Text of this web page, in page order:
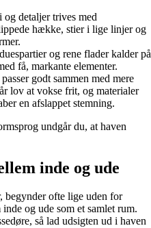
og detaljer trives med
hække, stier i lige linjer og
og rene flader kalder på
få, markante elementer.
passer godt sammen med mere
lov at vokse frit, og materialer
en afslappet stemning.
undgår du, at haven
inde og ude
begynder ofte lige uden for
og ude som et samlet rum.
så lad udsigten ud i haven